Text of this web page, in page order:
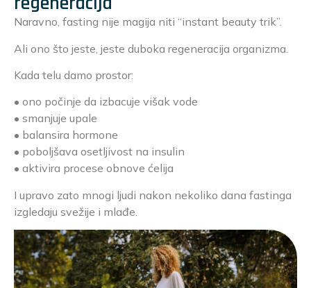
Naravno, fasting nije magija niti “instant beauty trik”.
Ali ono što jeste, jeste duboka regeneracija organizma.
Kada telu damo prostor:
• ono počinje da izbacuje višak vode
• smanjuje upale
• balansira hormone
• poboljšava osetljivost na insulin
• aktivira procese obnove ćelija
I upravo zato mnogi ljudi nakon nekoliko dana fastinga
izgledaju svežije i mlađe.